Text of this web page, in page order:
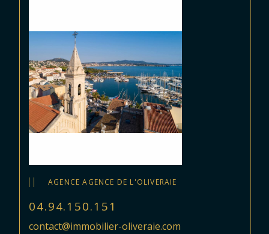
AGENCE AGENCE DE L'OLIVERAIE
04.94.150.151
contact@immobilier-oliveraie.com